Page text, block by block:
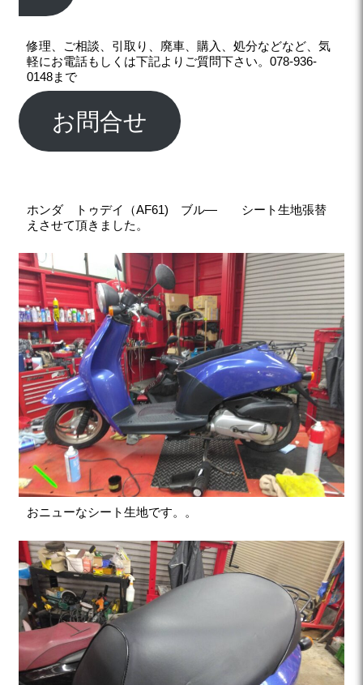
修理、ご相談、引取り、廃車、購入、処分などなど、気
軽にお電話もしくは下記よりご質問下さい。078-936-
0148まで
お問合せ
ホンダ トゥデイ（AF61) ブル― シート生地張替
えさせて頂きました。
おニューなシート生地です。。